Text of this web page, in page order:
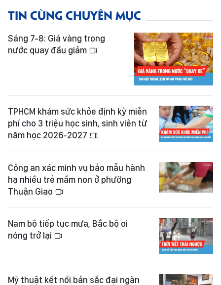
TIN CÙNG CHUYÊN MỤC
Sáng 7-8: Giá vàng trong
nước quay đầu giảm
TPHCM khám sức khỏe định kỳ miễn
phí cho 3 triệu học sinh, sinh viên từ
năm học 2026-2027
Công an xác minh vụ bảo mẫu hành
hạ nhiều trẻ mầm non ở phường
Thuận Giao
Nam bộ tiếp tục mưa, Bắc bộ oi
nóng trở lại
Mỹ thuật kết nối bản sắc đại ngàn